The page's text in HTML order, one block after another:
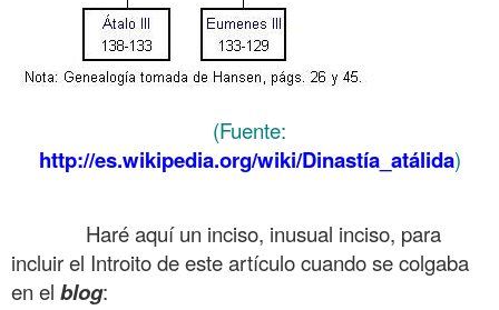
(Fuente:
http://es.wikipedia.org/wiki/Dinastía_atálida)
Haré aquí un inciso, inusual inciso, para
incluir el Introito de este artículo cuando se colgaba
en el blog: